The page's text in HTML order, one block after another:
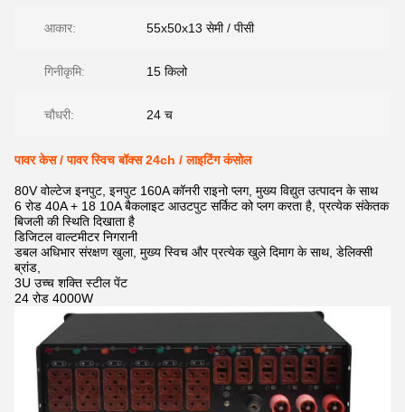
आकार: 55x50x13 सेमी / पीसी
गिनीकृमि: 15 किलो
चौधरी: 24 च
पावर केस / पावर स्विच बॉक्स 24ch / लाइटिंग कंसोल
80V वोल्टेज इनपुट, इनपुट 160A कॉनरी राइनो प्लग, मुख्य विद्युत उत्पादन के साथ
6 रोड 40A + 18 10A बैकलाइट आउटपुट सर्किट को प्लग करता है, प्रत्येक संकेतक
बिजली की स्थिति दिखाता है
डिजिटल वाल्टमीटर निगरानी
डबल अधिभार संरक्षण खुला, मुख्य स्विच और प्रत्येक खुले दिमाग के साथ, डेलिक्सी
ब्रांड,
3U उच्च शक्ति स्टील पेंट
24 रोड 4000W